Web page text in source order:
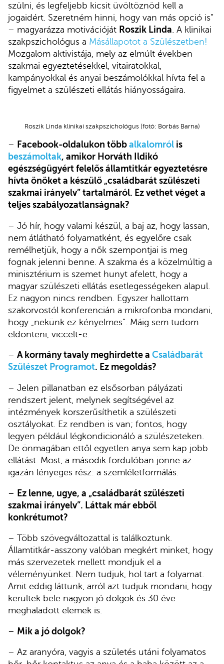
szülni, és legfeljebb kicsit üvöltöznöd kell a
jogaidért. Szeretném hinni, hogy van más opció is”
– magyarázza motivációját Roszik Linda. A klinikai
szakpszichológus a Másállapotot a Szülészetben!
Mozgalom aktivistája, mely az elmúlt években
szakmai egyeztetésekkel, vitairatokkal,
kampányokkal és anyai beszámolókkal hívta fel a
figyelmet a szülészeti ellátás hiányosságaira.
Roszik Linda klinikai szakpszichológus (fotó: Borbás Barna)
– Facebook-oldalukon több alkalomról is
beszámoltak, amikor Horváth Ildikó
egészségügyért felelős államtitkár egyeztetésre
hívta önöket a készülő „családbarát szülészeti
szakmai irányelv” tartalmáról. Ez vethet véget a
teljes szabályozatlanságnak?
– Jó hír, hogy valami készül, a baj az, hogy lassan,
nem átlátható folyamatként, és egyelőre csak
remélhetjük, hogy a nők szempontjai is meg
fognak jelenni benne. A szakma és a közelmúltig a
minisztérium is szemet hunyt afelett, hogy a
magyar szülészeti ellátás esetlegességeken alapul.
Ez nagyon nincs rendben. Egyszer hallottam
szakorvostól konferencián a mikrofonba mondani,
hogy „nekünk ez kényelmes”. Máig sem tudom
eldönteni, viccelt-e.
– A kormány tavaly meghirdette a Családbarát
Szülészet Programot. Ez megoldás?
– Jelen pillanatban ez elsősorban pályázati
rendszert jelent, melynek segítségével az
intézmények korszerűsíthetik a szülészeti
osztályokat. Ez rendben is van; fontos, hogy
legyen például légkondicionáló a szülészeteken.
De önmagában ettől egyetlen anya sem kap jobb
ellátást. Most, a második fordulóban jönne az
igazán lényeges rész: a szemléletformálás.
– Ez lenne, ugye, a „családbarát szülészeti
szakmai irányelv”. Láttak már ebből
konkrétumot?
– Több szövegváltozattal is találkoztunk.
Államtitkár-asszony valóban megkért minket, hogy
más szervezetek mellett mondjuk el a
véleményünket. Nem tudjuk, hol tart a folyamat.
Amit eddig láttunk, arról azt tudjuk mondani, hogy
kerültek bele nagyon jó dolgok és 30 éve
meghaladott elemek is.
– Mik a jó dolgok?
– Az aranyóra, vagyis a születés utáni folyamatos